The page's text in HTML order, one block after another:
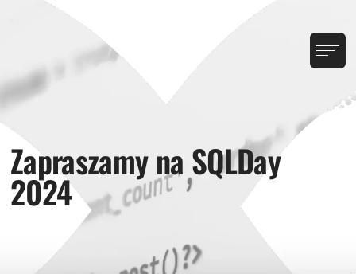
Zapraszamy na SQLDay
2024